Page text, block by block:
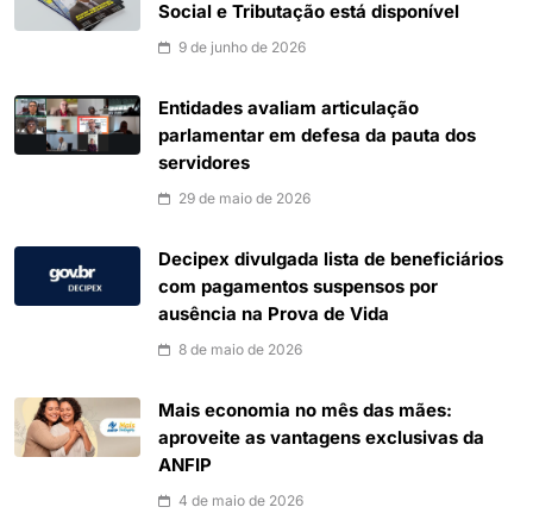
Social e Tributação está disponível
9 de junho de 2026
Entidades avaliam articulação
parlamentar em defesa da pauta dos
servidores
29 de maio de 2026
Decipex divulgada lista de beneficiários
com pagamentos suspensos por
ausência na Prova de Vida
8 de maio de 2026
Mais economia no mês das mães:
aproveite as vantagens exclusivas da
ANFIP
4 de maio de 2026